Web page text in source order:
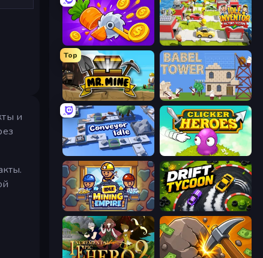
и
Farm Ring Idle Idle Inventor
Top
Mr. Mine Babel Tower
Conveyor Idle Clicker Heroes
Idle Mining Empire Drift Tycoon